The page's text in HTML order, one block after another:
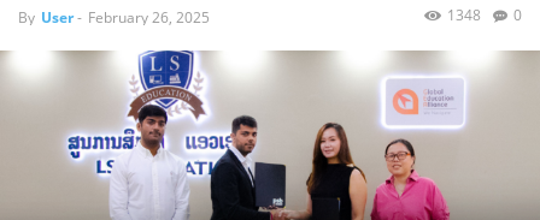
By User- February 26, 2025 0
1348